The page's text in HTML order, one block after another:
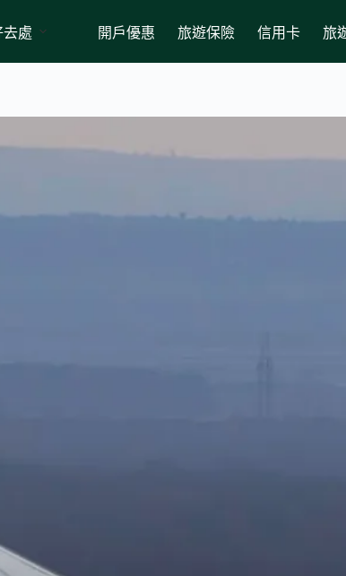
去處 開戶優惠 旅遊保險 信用卡 旅